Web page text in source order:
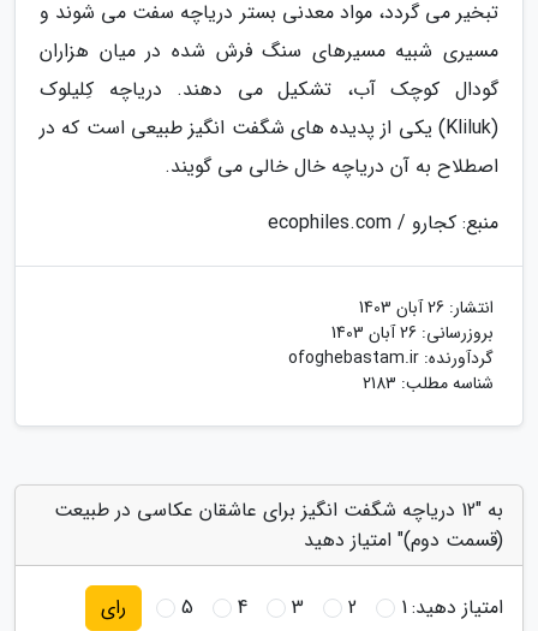
تبخیر می گردد، مواد معدنی بستر دریاچه سفت می شوند و
مسیری شبیه مسیرهای سنگ فرش شده در میان هزاران
گودال کوچک آب، تشکیل می دهند. دریاچه کِلیلوک
(Kliluk) یکی از پدیده های شگفت انگیز طبیعی است که در
اصطلاح به آن دریاچه خال خالی می گویند.
منبع: کجارو / ecophiles.com
انتشار: 26 آبان 1403
بروزرسانی: 26 آبان 1403
گردآورنده: ofoghebastam.ir
شناسه مطلب: 2183
به "12 دریاچه شگفت انگیز برای عاشقان عکاسی در طبیعت
(قسمت دوم)" امتیاز دهید
امتیاز دهید:1
2
3
4
5 رای